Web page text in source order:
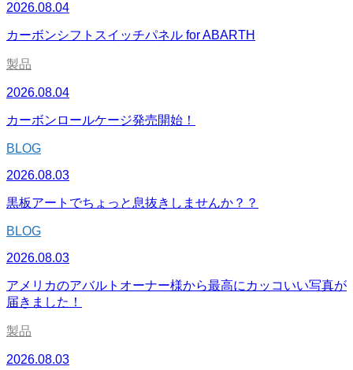
2026.08.04
カーボンシフトスイッチパネル for ABARTH
製品
2026.08.04
カーボンロールケージ発売開始！
BLOG
2026.08.03
黒板アートでちょっと息抜きしませんか？？
BLOG
2026.08.03
アメリカのアバルトオーナー様から最高にカッコいい写真が
届きました！
製品
2026.08.03